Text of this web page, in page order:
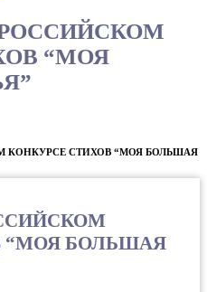
“МОЯ
КОНКУРСЕ СТИХОВ “МОЯ БОЛЬШАЯ
“МОЯ БОЛЬШАЯ